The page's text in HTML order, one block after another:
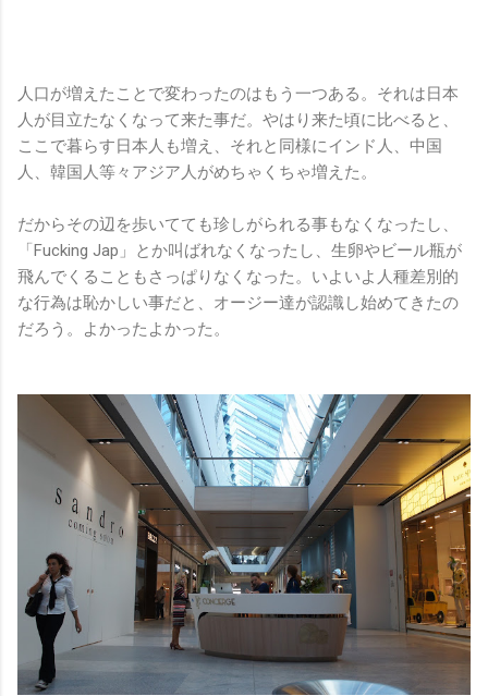
人口が増えたことで変わったのはもう一つある。それは日本
人が目立たなくなって来た事だ。やはり来た頃に比べると、
ここで暮らす日本人も増え、それと同様にインド人、中国
人、韓国人等々アジア人がめちゃくちゃ増えた。
だからその辺を歩いてても珍しがられる事もなくなったし、
「Fucking Jap」とか叫ばれなくなったし、生卵やビール瓶が
飛んでくることもさっぱりなくなった。いよいよ人種差別的
な行為は恥かしい事だと、オージー達が認識し始めてきたの
だろう。よかったよかった。